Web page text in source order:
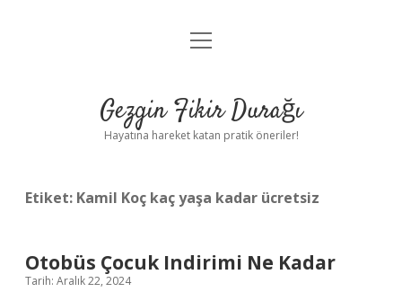
Anasayfa
Yasal Uyarı
menüyü
Gezgin Fikir Durağı
Hayatına hareket katan pratik öneriler!
Etiket: Kamil Koç kaç yaşa kadar ücretsiz
Otobüs Çocuk Indirimi Ne Kadar
Tarih: Aralık 22, 2024